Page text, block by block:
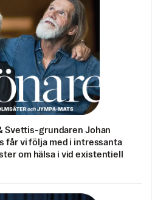
Svettis-grundaren Johan
får vi följa med i intressanta
om hälsa i vid existentiell